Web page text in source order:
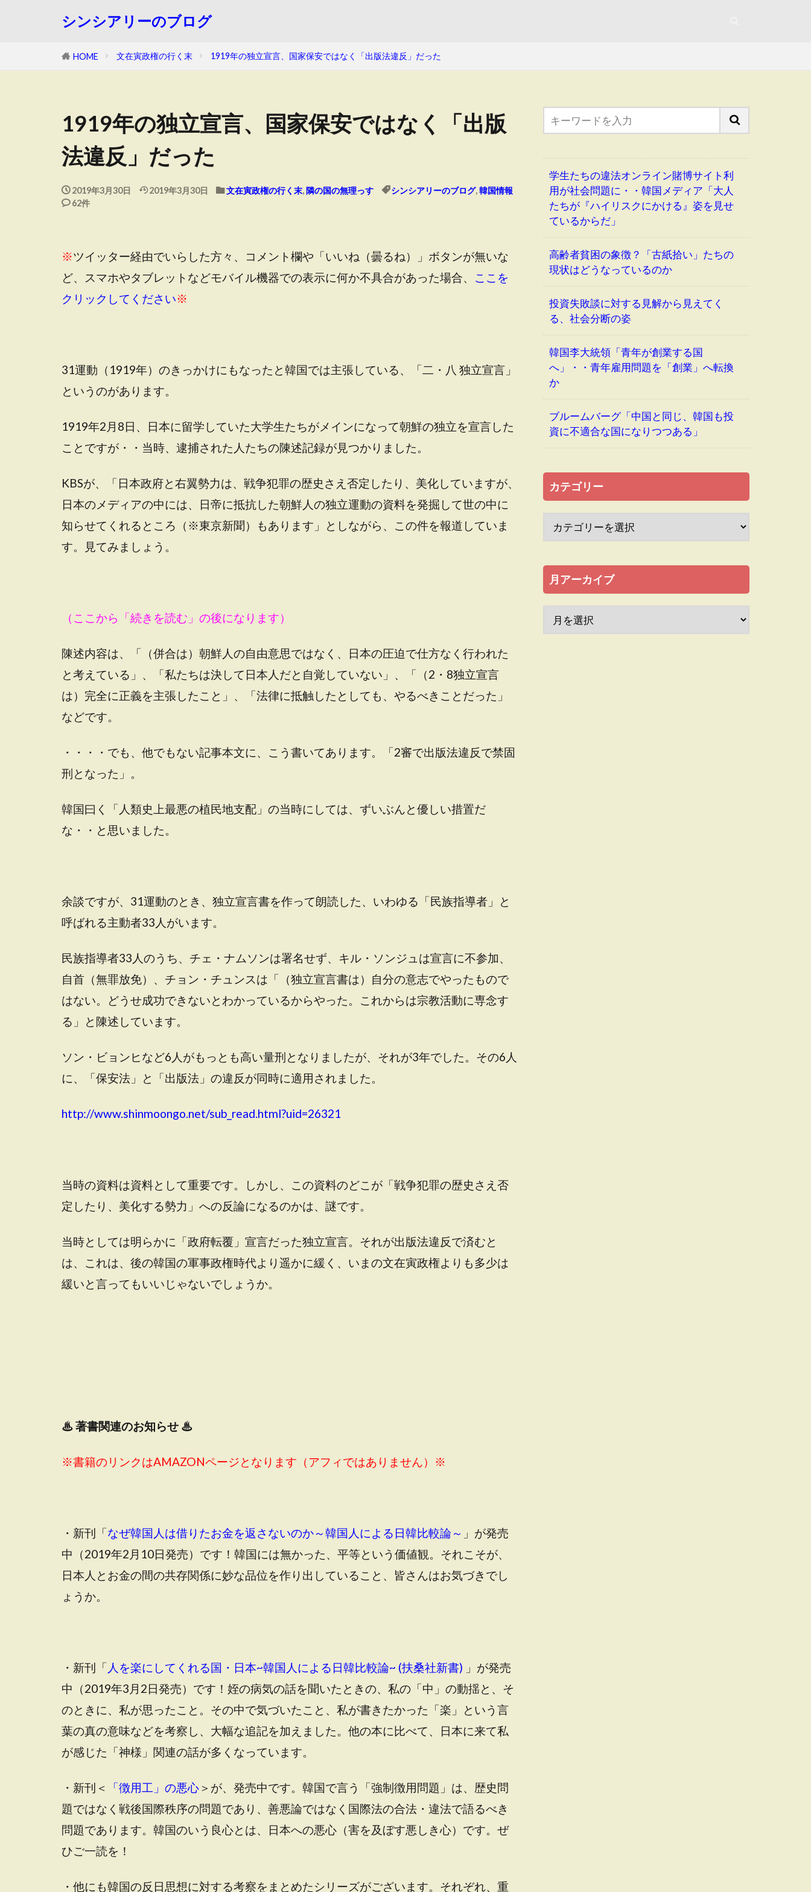
シンシアリーのブログ
HOME 文在寅政権の行く末 1919年の独立宣言、国家保安ではなく「出版法違反」だった
1919年の独立宣言、国家保安ではなく「出版
法違反」だった
2019年3月30日 2019年3月30日 文在寅政権の行く末,隣の国の無理っす シンシアリーのブログ,韓国情報
62件
※ツイッター経由でいらした方々、コメント欄や「いいね（曇るね）」ボタンが無いな
ど、スマホやタブレットなどモバイル機器での表示に何か不具合があった場合、 ここを
クリックしてください※
31運動（1919年）のきっかけにもなったと韓国では主張している、「二・八 独立宣言」
というのがあります。
1919年2月8日、日本に留学していた大学生たちがメインになって朝鮮の独立を宣言した
ことですが・・当時、逮捕された人たちの陳述記録が見つかりました。
KBSが、「日本政府と右翼勢力は、戦争犯罪の歴史さえ否定したり、美化していますが、
日本のメディアの中には、日帝に抵抗した朝鮮人の独立運動の資料を発掘して世の中に
知らせてくれるところ（※東京新聞）もあります」としながら、この件を報道していま
す。見てみましょう。
（ここから「続きを読む」の後になります）
陳述内容は、「（併合は）朝鮮人の自由意思ではなく、日本の圧迫で仕方なく行われた
と考えている」、「私たちは決して日本人だと自覚していない」、「（2・8独立宣言
は）完全に正義を主張したこと」、「法律に抵触したとしても、やるべきことだった」
などです。
・・・・でも、他でもない記事本文に、こう書いてあります。「2審で出版法違反で禁固
刑となった」。
韓国曰く「人類史上最悪の植民地支配」の当時にしては、ずいぶんと優しい措置だ
な・・と思いました。
余談ですが、31運動のとき、独立宣言書を作って朗読した、いわゆる「民族指導者」と
呼ばれる主動者33人がいます。
民族指導者33人のうち、チェ・ナムソンは署名せず、キル・ソンジュは宣言に不参加、
自首（無罪放免）、チョン・チュンスは「（独立宣言書は）自分の意志でやったもので
はない。どうせ成功できないとわかっているからやった。これからは宗教活動に専念す
る」と陳述しています。
ソン・ビョンヒなど6人がもっとも高い量刑となりましたが、それが3年でした。その6人
に、「保安法」と「出版法」の違反が同時に適用されました。
http://www.shinmoongo.net/sub_read.html?uid=26321
当時の資料は資料として重要です。しかし、この資料のどこが「戦争犯罪の歴史さえ否
定したり、美化する勢力」への反論になるのかは、謎です。
当時としては明らかに「政府転覆」宣言だった独立宣言。それが出版法違反で済むと
は、これは、後の韓国の軍事政権時代より遥かに緩く、いまの文在寅政権よりも多少は
緩いと言ってもいいじゃないでしょうか。
♨著書関連のお知らせ ♨
※書籍のリンクはAMAZONページとなります（アフィではありません）※
・新刊「なぜ韓国人は借りたお金を返さないのか～韓国人による日韓比較論～ 」が発売
中（2019年2月10日発売）です！韓国には無かった、平等という価値観。それこそが、
日本人とお金の間の共存関係に妙な品位を作り出していること、皆さんはお気づきでし
ょうか。
・新刊「 人を楽にしてくれる国・日本~韓国人による日韓比較論~ (扶桑社新書) 」が発売
中（2019年3月2日発売）です！姪の病気の話を聞いたときの、私の「中」の動揺と、そ
のときに、私が思ったこと。その中で気づいたこと、私が書きたかった「楽」という言
葉の真の意味などを考察し、大幅な追記を加えました。他の本に比べて、日本に来て私
が感じた「神様」関連の話が多くなっています。
・新刊＜ 「徴用工」の悪心＞が、発売中です。韓国で言う「強制徴用問題」は、歴史問
題ではなく戦後国際秩序の問題であり、善悪論ではなく国際法の合法・違法で語るべき
問題であります。韓国のいう良心とは、日本への悪心（害を及ぼす悪しき心）です。ぜ
ひご一読を！
・他にも韓国の反日思想に対する考察をまとめたシリーズがございます。それぞれ、重
学生たちの違法オンライン賭博サイト利
用が社会問題に・・韓国メディア「大人
たちが『ハイリスクにかける』姿を見せ
ているからだ」
高齢者貧困の象徴？「古紙拾い」たちの
現状はどうなっているのか
投資失敗談に対する見解から見えてく
る、社会分断の姿
韓国李大統領「青年が創業する国
へ」・・青年雇用問題を「創業」へ転換
か
ブルームバーグ「中国と同じ、韓国も投
資に不適合な国になりつつある」
カテゴリー
月アーカイブ